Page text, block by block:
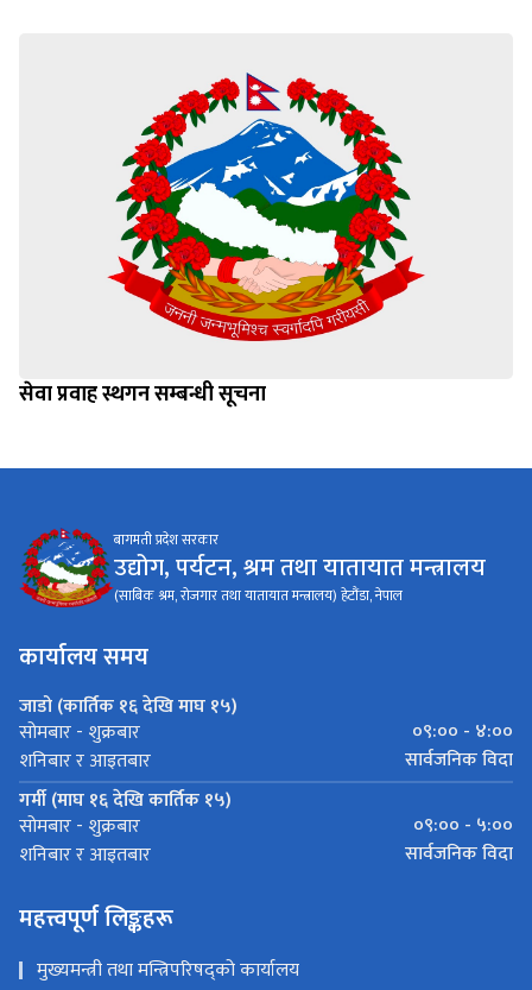
सेवा प्रवाह स्थगन सम्बन्धी सूचना
बागमती प्रदेश सरकार
उद्योग, पर्यटन, श्रम तथा यातायात मन्त्रालय
(साबिक श्रम, रोजगार तथा यातायात मन्त्रालय) हेटौंडा, नेपाल
कार्यालय समय
जाडो (कार्तिक १६ देखि माघ १५)
सोमबार - शुक्रबार
०९:०० - ४:००
शनिबार र आइतबार
सार्वजनिक विदा
गर्मी (माघ १६ देखि कार्तिक १५)
सोमबार - शुक्रबार
०९:०० - ५:००
शनिबार र आइतबार
सार्वजनिक विदा
महत्त्वपूर्ण लिङ्कहरू
मुख्यमन्त्री तथा मन्त्रिपरिषद्को कार्यालय